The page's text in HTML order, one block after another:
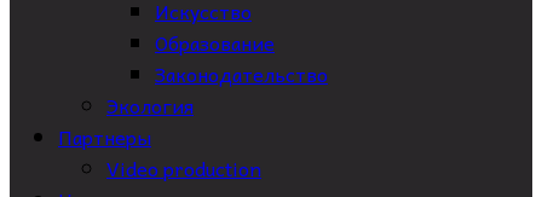
Искусство
Образование
Законодательство
Экология
Партнеры
Video production